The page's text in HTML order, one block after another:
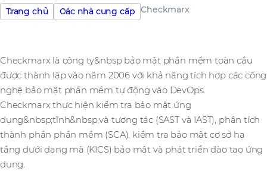
Trang chủ Các nhà cung cấp Checkmarx
Checkmarx là công ty&nbsp bảo mật phần mềm toàn cầu
được thành lập vào năm 2006 với khả năng tích hợp các công
nghệ bảo mật phần mềm tự động vào DevOps.
Checkmarx thực hiện kiểm tra bảo mật ứng
dụng&nbsp;tĩnh&nbsp;và tương tác (SAST và IAST), phân tích
thành phần phần mềm (SCA), kiểm tra bảo mật cơ sở hạ
tầng dưới dạng mã (KICS) bảo mật và phát triển đào tạo ứng
dụng.